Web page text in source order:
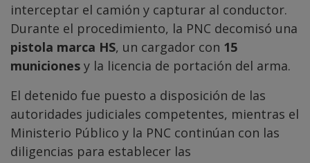
interceptar el camión y capturar al conductor.
Durante el procedimiento, la PNC decomisó una
pistola marca HS, un cargador con 15
municiones y la licencia de portación del arma.
El detenido fue puesto a disposición de las
autoridades judiciales competentes, mientras el
Ministerio Público y la PNC continúan con las
diligencias para establecer las